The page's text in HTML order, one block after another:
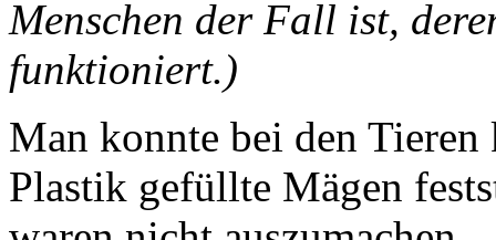
Menschen der Fall ist,
funktioniert.)
Man konnte bei den
Plastik gefüllte Mägen